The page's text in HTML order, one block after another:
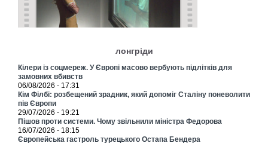
лонгріди
Кілери із соцмереж. У Європі масово вербують підлітків для
замовних вбивств
06/08/2026 - 17:31
Кім Філбі: розбещений зрадник, який допоміг Сталіну поневолити
пів Європи
29/07/2026 - 19:21
Пішов проти системи. Чому звільнили міністра Федорова
16/07/2026 - 18:15
Європейська гастроль турецького Остапа Бендера